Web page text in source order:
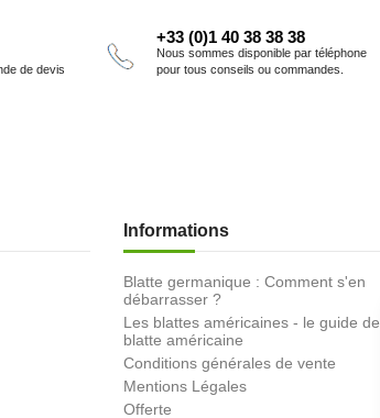
de devis
+33 (0)1 40 38 38 38
Nous sommes disponible par téléphone
pour tous conseils ou commandes.
Informations
Blatte germanique : Comment s'en
débarrasser ?
Les blattes américaines - le guide de
blatte américaine
Conditions générales de vente
Mentions Légales
Offerte